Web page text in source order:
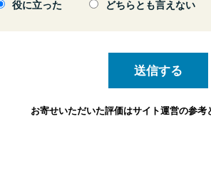
役に立った どちらとも言えない
お寄せいただいた評価はサイト運営の参考